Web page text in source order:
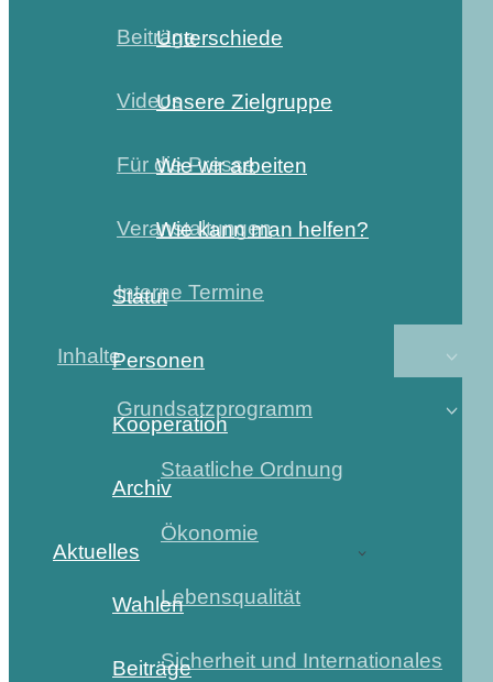
Beiträge
Videos
Für die Presse
Veranstaltungen
Interne Termine
Inhalte
Grundsatzprogramm
Staatliche Ordnung
Ökonomie
Lebensqualität
Sicherheit und Internationales
Unterschiede
Unsere Zielgruppe
Wie wir arbeiten
Wie kann man helfen?
Statut
Personen
Kooperation
Archiv
Aktuelles
Wahlen
Beiträge